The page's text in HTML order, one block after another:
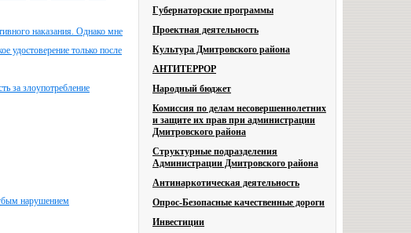
наказания. Однако мне
удостоверение только после
за злоупотребление
нарушением
Губернаторские программы
Проектная деятельность
Культура Дмитровского района
АНТИТЕРРОР
Народный бюджет
Комиссия по делам несовершеннолетних
и защите их прав при администрации
Дмитровского района
Структурные подразделения
Администрации Дмитровского района
Антинаркотическая деятельность
Опрос-Безопасные качественные дороги
Инвестиции